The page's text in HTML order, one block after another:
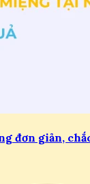
đơn giản,